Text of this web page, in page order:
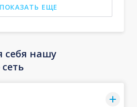
ПОКАЗАТЬ ЕЩЕ
себя нашу